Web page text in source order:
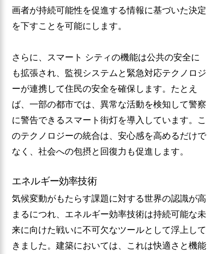
画者が持続可能性を促進する情報に基づいた決定
を下すことを可能にします。
さらに、スマート シティの機能は公共の安全に
も拡張され、監視システムと緊急対応テクノロジ
ーが連携して住民の安全を確保します。たとえ
ば、一部の都市では、異常な活動を検知して警察
に警告できるスマート街灯を導入しています。こ
のテクノロジーの統合は、安心感を高めるだけで
なく、社会への包摂と回復力も促進します。
エネルギー効率技術
気候変動がもたらす課題に対する世界の認識が高
まるにつれ、エネルギー効率技術は持続可能な未
来に向けた戦いに不可欠なツールとして浮上して
きました。建築においては、これは快適さと機能